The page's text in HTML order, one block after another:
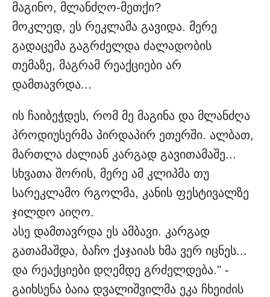
მაგინო, მლანძღო-მეთქი?
მოკლედ, ეს რეკლამა გავიდა. მერე
გადაცემა გაგრძელდა ძალადობის
თემაზე, მაგრამ რეაქციები არ
დამთავრდა...
ის ჩაიბეჭდეს, რომ მე მაგინა და მლანძღა
პროდიუსერმა პირდაპირ ეთერში. ალბათ,
მართლა ძალიან კარგად გავითამაშე...
სხვათა შორის, მერე ამ კლიპმა თუ
სარეკლამო რგოლმა, კანის ფესტივალზე
ჯილდო აიღო.
ასე დამთავრდა ეს ამბავი. კარგად
გათამაშდა, ბაჩო ქაჯაიას ხმა ვერ იცნეს...
და რეაქციები დღემდე გრძელდება." -
გაიხსენა ბაია დვალიშვილმა ეკა ჩხეიძის